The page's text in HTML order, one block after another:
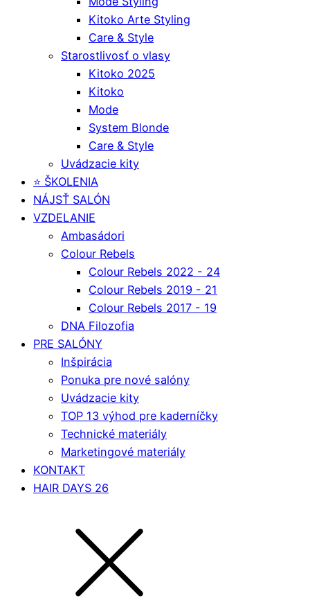
Kitoko Arte Styling
Care & Style
Starostlivosť o vlasy
Kitoko 2025
Kitoko
Mode
System Blonde
Care & Style
Uvádzacie kity
⭐️ ŠKOLENIA
NÁJSŤ SALÓN
VZDELANIE
Ambasádori
Colour Rebels
Colour Rebels 2022 - 24
Colour Rebels 2019 - 21
Colour Rebels 2017 - 19
DNA Filozofia
PRE SALÓNY
Inšpirácia
Ponuka pre nové salóny
Uvádzacie kity
TOP 13 výhod pre kaderníčky
Technické materiály
Marketingové materiály
KONTAKT
HAIR DAYS 26